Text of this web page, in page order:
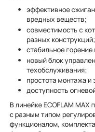
эффективное
вредных веществ;
совместимость с
разных конструкций;
стабильное
новый блок
техобслуживания;
простота монтажа и
доступность
В линейке ECOFLAM
с разным типом
функционалом,